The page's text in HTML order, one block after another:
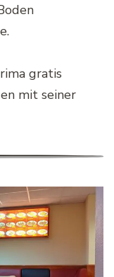
gratis
mit seiner